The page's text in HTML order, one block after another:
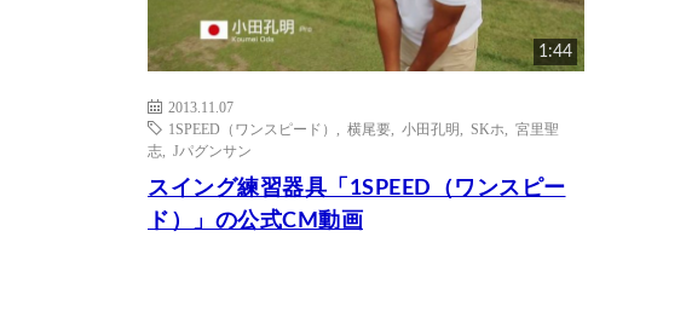
1:44
2013.11.07
1SPEED（ワンスピード）
横尾要 小田孔明 SKホ
宮里聖
志
Jパグンサン
スイング練習器具「1SPEED（ワンスピー
ド）」の公式CM動画